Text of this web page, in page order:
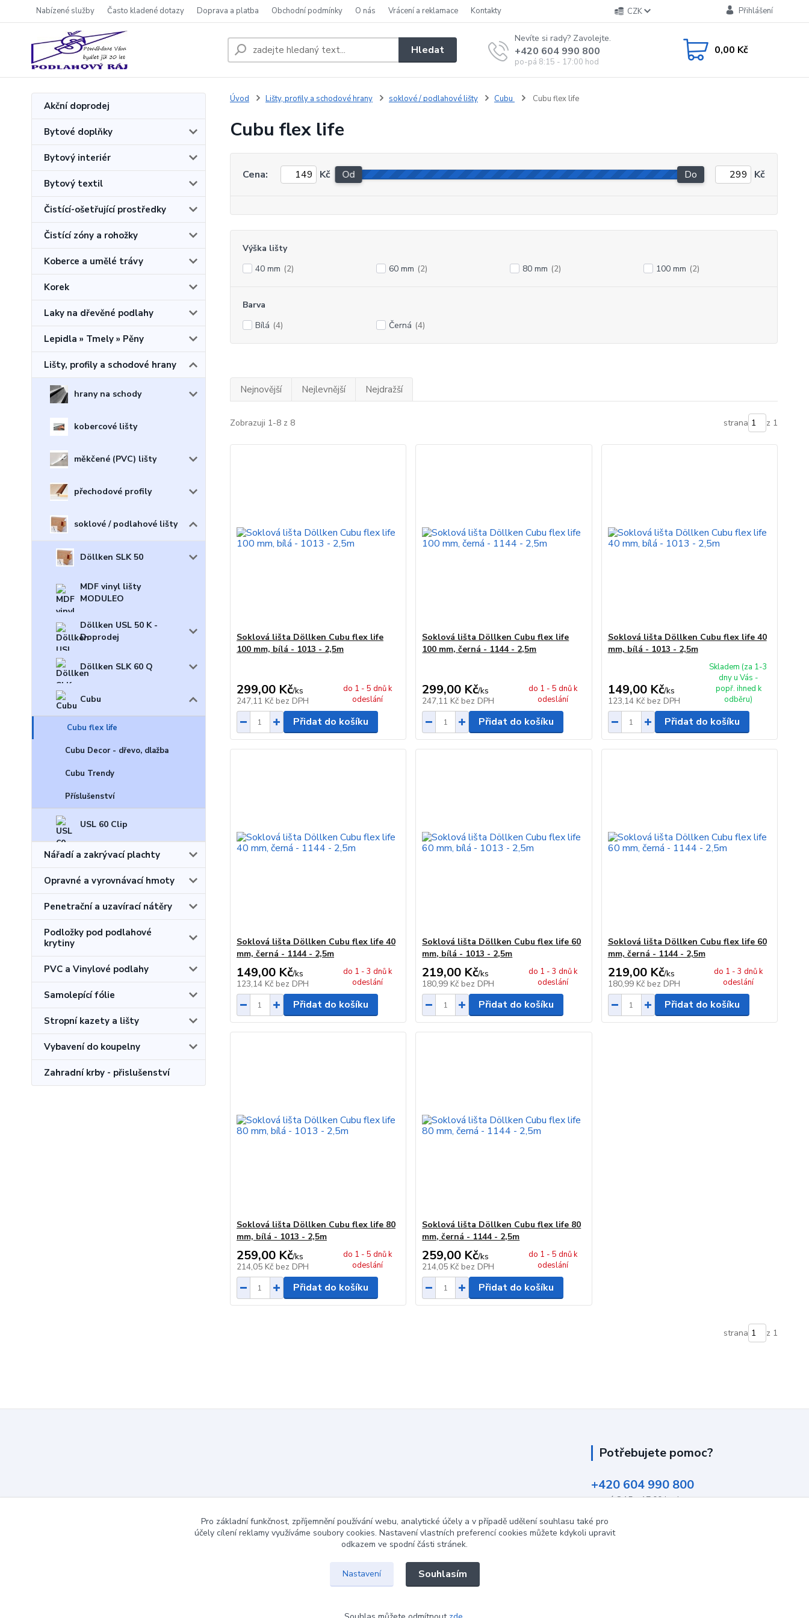
Nabízené služby Často kladené dotazy Doprava a platba Obchodní podmínky O nás Vrácení a reklamace Kontakty CZK Přihlášení
Hledat
Nevíte si rady? Zavolejte.
+420 604 990 800
po-pá 8:15 - 17:00 hod
0,00 Kč
Akční doprodej
Bytové doplňky
Bytový interiér
Bytový textil
Čistící-ošetřující prostředky
Čistící zóny a rohožky
Koberce a umělé trávy
Korek
Laky na dřevěné podlahy
Lepidla » Tmely » Pěny
Lišty, profily a schodové hrany
hrany na schody
kobercové lišty
měkčené (PVC) lišty
přechodové profily
soklové / podlahové lišty
Döllken SLK 50
MDF vinyl lišty
MODULEO
Döllken USL 50 K -
Doprodej
Döllken SLK 60 Q
Cubu
Cubu flex life
Cubu Decor - dřevo, dlažba
Cubu Trendy
Příslušenství
USL 60 Clip
Nářadí a zakrývací plachty
Opravné a vyrovnávací hmoty
Penetrační a uzavírací nátěry
Podložky pod podlahové
krytiny
PVC a Vinylové podlahy
Samolepící fólie
Stropní kazety a lišty
Vybavení do koupelny
Zahradní krby - přislušenství
Úvod Lišty, profily a schodové hrany soklové / podlahové lišty Cubu Cubu flex life
Cubu flex life
Cena: Kč Od Do Kč
Výška lišty
40 mm (2) 60 mm (2) 80 mm (2) 100 mm (2)
Barva
Bílá (4) Černá (4)
Nejnovější Nejlevnější Nejdražší
Zobrazuji 1-8 z 8 strana z 1
Soklová lišta Döllken Cubu flex life
100 mm, bílá - 1013 - 2,5m
299,00 Kč/ks
247,11 Kč bez DPH
do 1 - 5 dnů k
odeslání
Přidat do košíku
Soklová lišta Döllken Cubu flex life
100 mm, černá - 1144 - 2,5m
299,00 Kč/ks
247,11 Kč bez DPH
do 1 - 5 dnů k
odeslání
Přidat do košíku
Soklová lišta Döllken Cubu flex life 40
mm, bílá - 1013 - 2,5m
149,00 Kč/ks
123,14 Kč bez DPH
Skladem (za 1-3
dny u Vás -
popř. ihned k
odběru)
Přidat do košíku
Soklová lišta Döllken Cubu flex life 40
mm, černá - 1144 - 2,5m
149,00 Kč/ks
123,14 Kč bez DPH
do 1 - 3 dnů k
odeslání
Přidat do košíku
Soklová lišta Döllken Cubu flex life 60
mm, bílá - 1013 - 2,5m
219,00 Kč/ks
180,99 Kč bez DPH
do 1 - 3 dnů k
odeslání
Přidat do košíku
Soklová lišta Döllken Cubu flex life 60
mm, černá - 1144 - 2,5m
219,00 Kč/ks
180,99 Kč bez DPH
do 1 - 3 dnů k
odeslání
Přidat do košíku
Soklová lišta Döllken Cubu flex life 80
mm, bílá - 1013 - 2,5m
259,00 Kč/ks
214,05 Kč bez DPH
do 1 - 5 dnů k
odeslání
Přidat do košíku
Soklová lišta Döllken Cubu flex life 80
mm, černá - 1144 - 2,5m
259,00 Kč/ks
214,05 Kč bez DPH
do 1 - 5 dnů k
odeslání
Přidat do košíku
strana z 1
Potřebujete pomoc?
+420 604 990 800
po-pá 8:15 - 17:00 hod
Pro základní funkčnost, zpříjemnění používání webu, analytické účely a v případě udělení souhlasu také pro
účely cílení reklamy využíváme soubory cookies. Nastavení vlastních preferencí cookies můžete kdykoli upravit
odkazem ve spodní části stránek.
Nastavení Souhlasím